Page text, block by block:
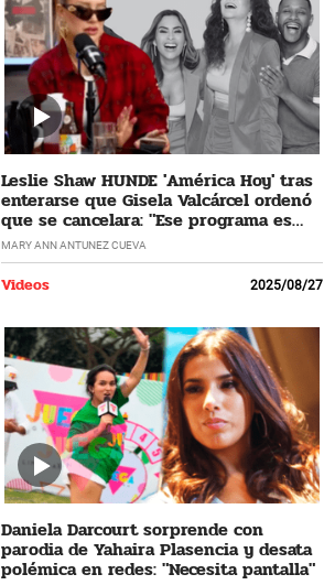
Leslie Shaw HUNDE 'América Hoy' tras
enterarse que Gisela Valcárcel ordenó
que se cancelara: "Ese programa es
horrible"
MARY ANN ANTUNEZ CUEVA
Videos 2025/08/27
Daniela Darcourt sorprende con
parodia de Yahaira Plasencia y desata
polémica en redes: "Necesita pantalla"